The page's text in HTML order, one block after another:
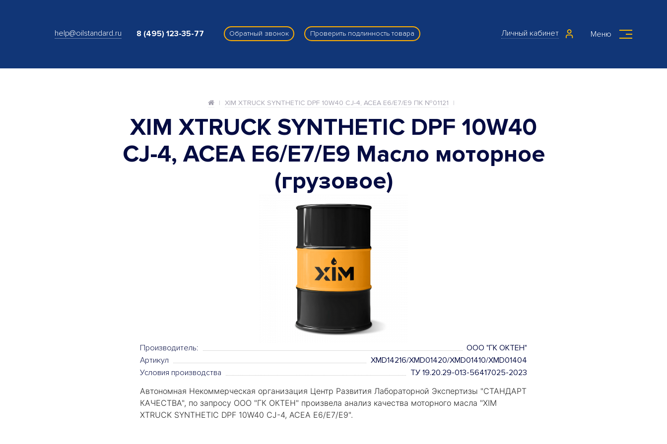
help@oilstandard.ru 8 (495) 123-35-77 Обратный звонок Проверить подлинность товара Личный кабинет Меню
XIM XTRUCK SYNTHETIC DPF 10W40 CJ-4, ACEA E6/E7/E9 ПК №01121
XIM XTRUCK SYNTHETIC DPF 10W40
CJ-4, ACEA E6/E7/E9 Масло моторное
(грузовое)
Производитель:
ООО "ГК ОКТЕН"
Артикул
XMD14216/XMD01420/XMD01410/XMD01404
Условия производства
ТУ 19.20.29-013-56417025-2023
Автономная Некоммерческая организация Центр Развития Лабораторной Экспертизы "СТАНДАРТ
КАЧЕСТВА", по запросу ООО "ГК ОКТЕН" произвела анализ качества моторного масла "XIM
XTRUCK SYNTHETIC DPF 10W40 CJ-4, ACEA E6/E7/E9".